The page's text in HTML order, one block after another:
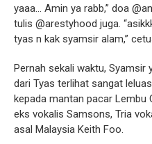
yaaa... Amin ya rabb,” doa
tulis @arestyhood juga.
tyas n kak syamsir alam,”
Pernah sekali waktu, Syamsir
dari Tyas terlihat sangat
kepada mantan pacar Lembu
eks vokalis Samsons, Tria
asal Malaysia Keith Foo.